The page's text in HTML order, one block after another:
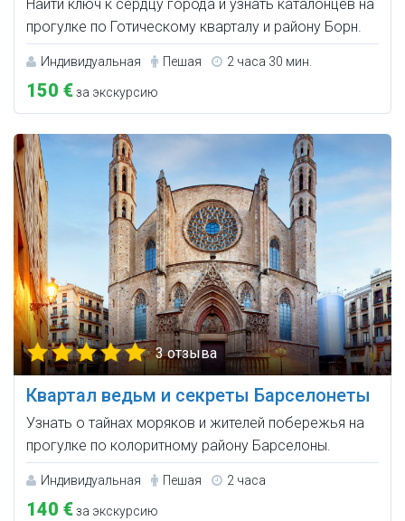
Найти ключ к сердцу города и узнать каталонцев на
прогулке по Готическому кварталу и району Борн.
Индивидуальная Пешая 2 часа 30 мин.
150 €за экскурсию
3 отзыва
Квартал ведьм и секреты Барселонеты
Узнать о тайнах моряков и жителей побережья на
прогулке по колоритному району Барселоны.
Индивидуальная Пешая 2 часа
140 €за экскурсию